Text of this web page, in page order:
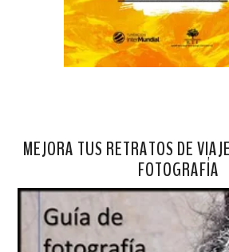
MEJORA TUS RETRATOS DE
FOTOGRAFÍA